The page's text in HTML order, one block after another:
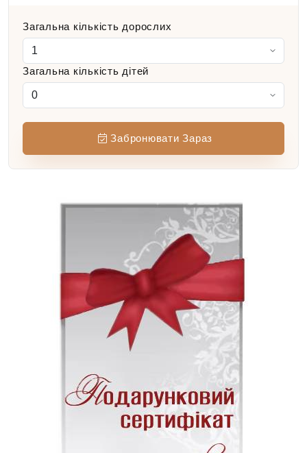
Загальна кількість дорослих
Загальна кількість дітей
Забронювати Зараз